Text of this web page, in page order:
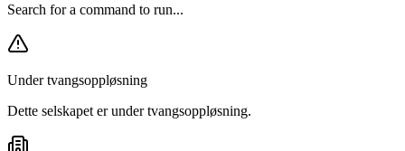
Search for a command to run...
Under tvangsoppløsning
Dette selskapet er under tvangsoppløsning.